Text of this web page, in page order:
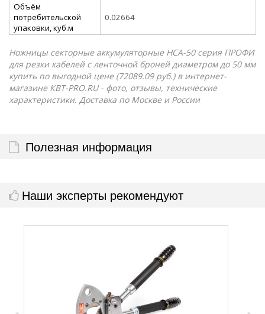
Объём
потребительской
упаковки, куб.м
0.02664
Ножницы секторные аккумуляторные НСА-50 серия ПРОФИ
для резки кабелей с ленточной броней диаметром до 50 мм
купить по выгодной цене (72089.09 руб.) в интернет-
магазине КВТ-PRO.RU - фото, отзывы, технические
характеристики. Доставка по Москве и России
Полезная информация
Наши эксперты рекомендуют